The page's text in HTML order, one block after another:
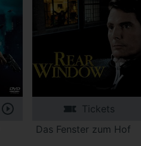
Tickets
Das Fenster zum Hof